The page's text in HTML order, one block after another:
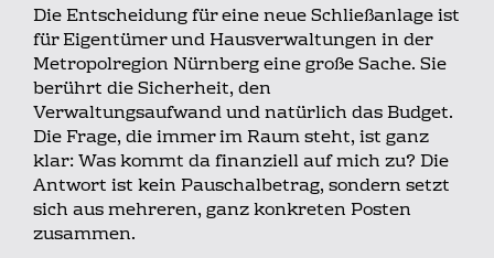
Die Entscheidung für eine neue Schließanlage ist
für Eigentümer und Hausverwaltungen in der
Metropolregion Nürnberg eine große Sache. Sie
berührt die Sicherheit, den
Verwaltungsaufwand und natürlich das Budget.
Die Frage, die immer im Raum steht, ist ganz
klar: Was kommt da finanziell auf mich zu? Die
Antwort ist kein Pauschalbetrag, sondern setzt
sich aus mehreren, ganz konkreten Posten
zusammen.